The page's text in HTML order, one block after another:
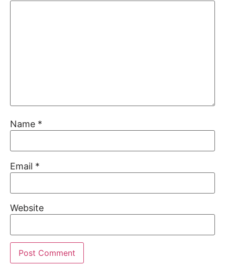
Name *
Email *
Website